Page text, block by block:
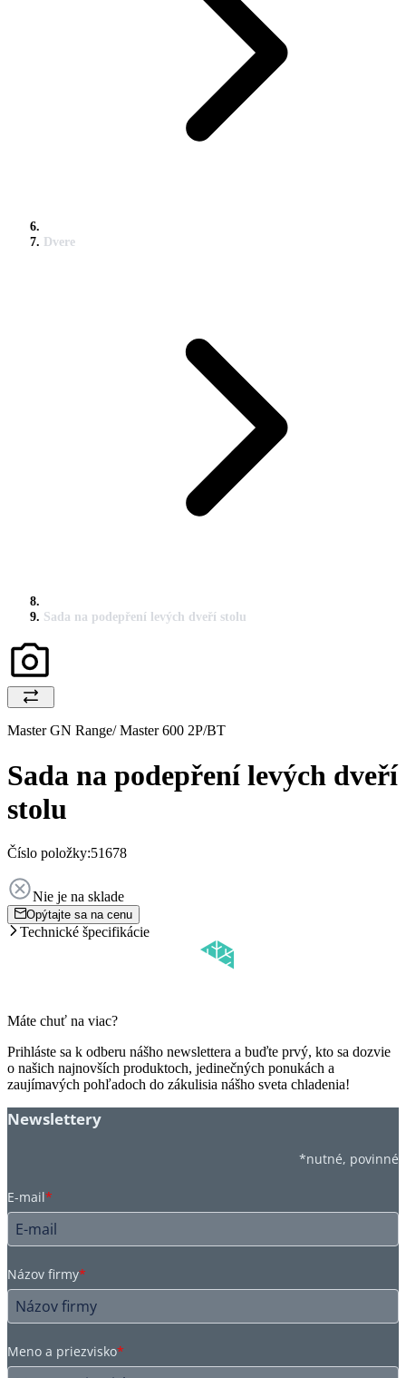
Dvere
Sada na podepření levých dveří stolu
Master GN Range/ Master 600 2P/BT
Sada na podepření levých dveří
stolu
Číslo položky:51678
Nie je na sklade
Opýtajte sa na cenu
Technické špecifikácie
Máte chuť na viac?
Prihláste sa k odberu nášho newslettera a buďte prvý, kto sa dozvie
o našich najnovších produktoch, jedinečných ponukách a
zaujímavých pohľadoch do zákulisia nášho sveta chladenia!
Newslettery
*nutné, povinné
E-mail*
Názov firmy*
Meno a priezvisko*